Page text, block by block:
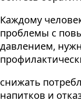
Каждому
проблемы с
давлением,
снижать
напитков и